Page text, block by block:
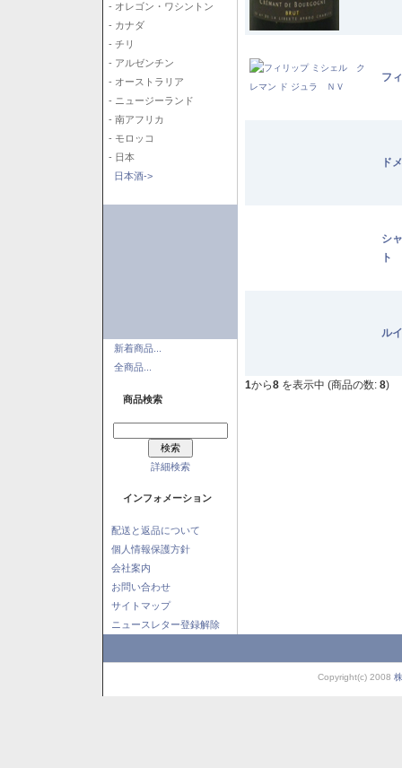
- オレゴン・ワシントン
- カナダ
- チリ
- アルゼンチン
- オーストラリア
- ニュージーランド
- 南アフリカ
- モロッコ
- 日本
日本酒->
新着商品...
全商品...
商品検索
詳細検索
インフォメーション
配送と返品について
個人情報保護方針
会社案内
お問い合わせ
サイトマップ
ニュースレター登録解除
フ
ド
シ
ト
ル
1から8 を表示中 (商品の数: 8)
Copyright(c) 2008